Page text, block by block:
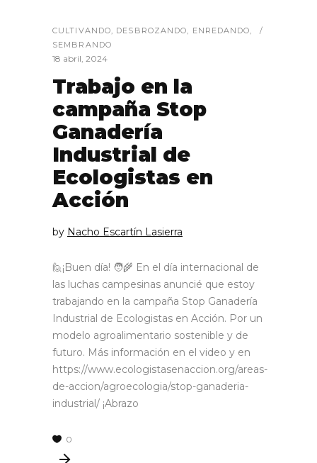
CULTIVANDO, DESBROZANDO, ENREDANDO,
SEMBRANDO
18 abril, 2024
Trabajo en la
campaña Stop
Ganadería
Industrial de
Ecologistas en
Acción
by Nacho Escartín Lasierra
🙋¡Buen día! 🧑‍🌾 En el día internacional de
las luchas campesinas anuncié que estoy
trabajando en la campaña Stop Ganadería
Industrial de Ecologistas en Acción. Por un
modelo agroalimentario sostenible y de
futuro. Más información en el video y en
https://www.ecologistasenaccion.org/areas-
de-accion/agroecologia/stop-ganaderia-
industrial/ ¡Abrazo
0